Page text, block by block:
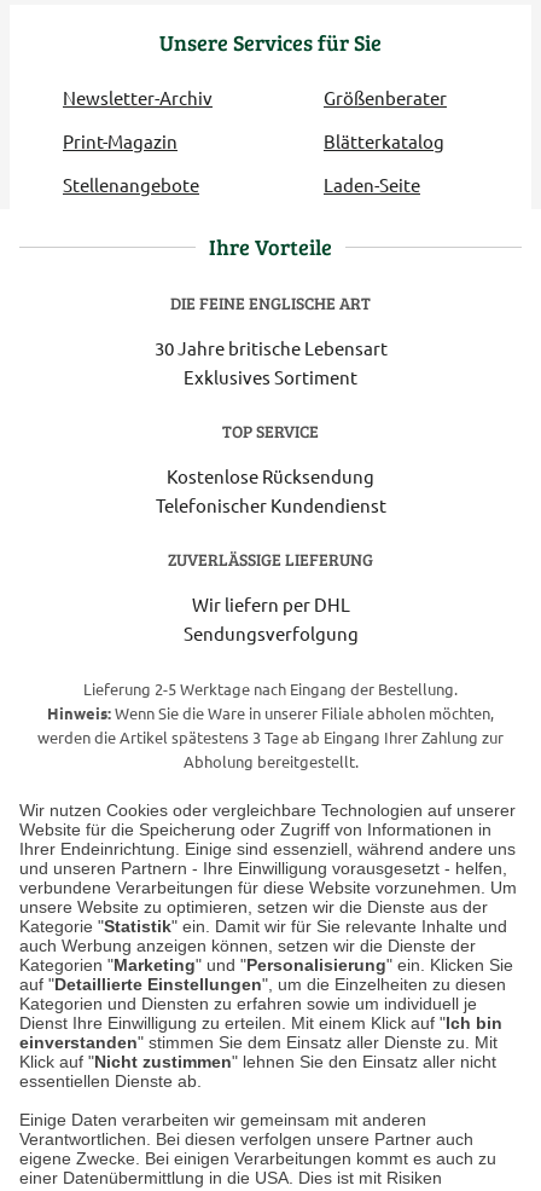
Wir nutzen Cookies oder vergleichbare Technologien auf unserer
Website für die Speicherung oder Zugriff von Informationen in
Ihrer Endeinrichtung. Einige sind essenziell, während andere uns
und unseren Partnern - Ihre Einwilligung vorausgesetzt - helfen,
verbundene Verarbeitungen für diese Website vorzunehmen. Um
unsere Website zu optimieren, setzen wir die Dienste aus der
Kategorie "Statistik" ein. Damit wir für Sie relevante Inhalte und
auch Werbung anzeigen können, setzen wir die Dienste der
Kategorien "Marketing" und "Personalisierung" ein. Klicken Sie
auf "Detaillierte Einstellungen", um die Einzelheiten zu diesen
Kategorien und Diensten zu erfahren sowie um individuell je
Dienst Ihre Einwilligung zu erteilen. Mit einem Klick auf "Ich bin
einverstanden" stimmen Sie dem Einsatz aller Dienste zu. Mit
Klick auf "Nicht zustimmen" lehnen Sie den Einsatz aller nicht
essentiellen Dienste ab.
Einige Daten verarbeiten wir gemeinsam mit anderen
Verantwortlichen. Bei diesen verfolgen unsere Partner auch
eigene Zwecke. Bei einigen Verarbeitungen kommt es auch zu
einer Datenübermittlung in die USA. Dies ist mit Risiken
Unsere Services für Sie
Newsletter-Archiv
Größenberater
Print-Magazin
Blätterkatalog
Stellenangebote
Laden-Seite
Ihre Vorteile
DIE FEINE ENGLISCHE ART
30 Jahre britische Lebensart
Exklusives Sortiment
TOP SERVICE
Kostenlose Rücksendung
Telefonischer Kundendienst
ZUVERLÄSSIGE LIEFERUNG
Wir liefern per DHL
Sendungsverfolgung
Lieferung 2-5 Werktage nach Eingang der Bestellung.
Hinweis:Wenn Sie die Ware in unserer Filiale abholen möchten,
werden die Artikel spätestens 3 Tage ab Eingang Ihrer Zahlung zur
Abholung bereitgestellt.
Unser Geschäft in Meckenheim
Auf dem Steinbüchel 6
53340 Meckenheim
Montag bis Samstag 9:00 Uhr bis 18:00 Uhr
weitere Information
Hier finden Sie uns im Netz